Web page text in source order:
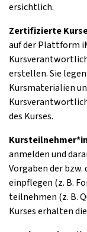
ersichtlich.
Zertifizierte
auf der Plattform
erstellen. Sie
Kursmaterialien
des Kurses.
anmelden und
Vorgaben der
einpflegen (z. B.
teilnehmen (z. B.
Kurses erhalten